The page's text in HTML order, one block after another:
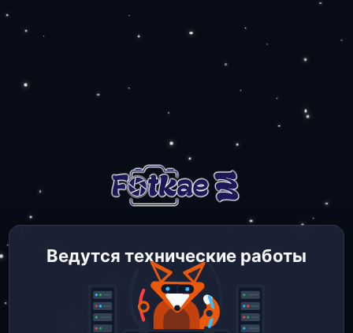
Ведутся технические работы